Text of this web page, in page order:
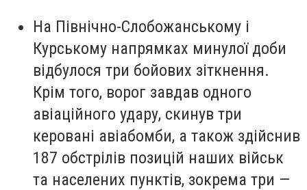
На Північно-Слобожанському і
Курському напрямках минулої доби
відбулося три бойових зіткнення.
Крім того, ворог завдав одного
авіаційного удару, скинув три
керовані авіабомби, а також здійснив
187 обстрілів позицій наших військ
та населених пунктів, зокрема три —